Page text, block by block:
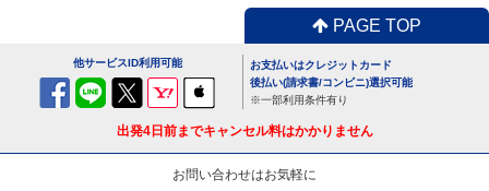
USBx4ポートACアダプター
110円/日（税込）
－ 0 ＋
PAGE TOP
他サービスID利用可能
お支払いはクレジットカード
後払い(請求書/コンビニ)選択可能
※一部利用条件有り
出発4日前までキャンセル料はかかりません
お問い合わせはお気軽に